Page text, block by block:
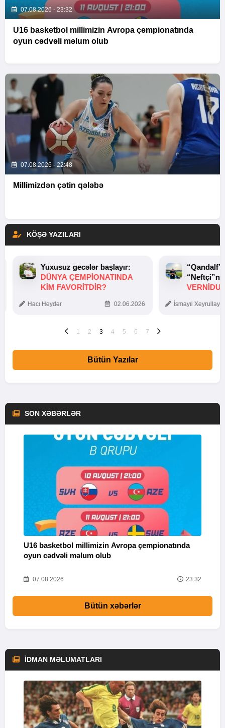
07.08.2026 - 23:32
U16 basketbol millimizin Avropa çempionatında
oyun cədvəli məlum olub
07.08.2026 - 22:48
Millimizdən çətin qələbə
KÖŞƏ YAZILARI
Yuxusuz gecələr başlayır:
DÜNYA ÇEMPIONATINDA
KIM FAVORITDIR?
Hacı Heydər 02.06.2026 İsmayıl
1 2 3 4 5 6 7
Bütün Yazılar
SON XƏBƏRLƏR
U16 basketbol millimizin Avropa çempionatında
oyun cədvəli məlum olub
07.08.2026 23:32
Bütün xəbərlər
İDMAN MƏLUMATLARI